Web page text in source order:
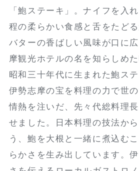
「鮑ステーキ」。ナイフを入
程の柔らかい食感と舌をたど
バターの香ばしい風味が口に
摩観光ホテルの名を知らしめた
昭和三十年代に生まれた鮑ス
伊勢志摩の宝を料理の力で世
情熱を注いだ、先々代総料理
せました。日本料理の技法か
う、鮑を大根と一緒に煮込む
らかさを生み出しています。